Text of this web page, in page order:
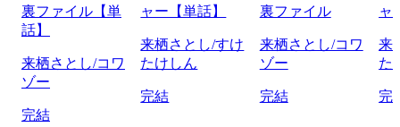
裏ファイル【単
話】
来栖さとし/コワ
ゾー
完結
ャー【単話】
来栖さとし/すけ
たけしん
完結
裏ファイル
来栖さとし/コワ
ゾー
完結
ャ
来
た
完